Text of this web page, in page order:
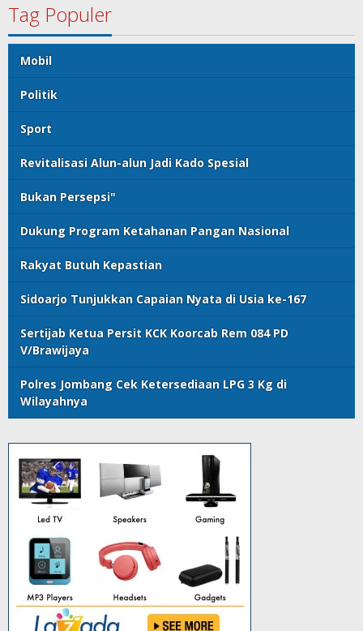
Tag Populer
Mobil
Politik
Sport
Revitalisasi Alun-alun Jadi Kado Spesial
Bukan Persepsi"
Dukung Program Ketahanan Pangan Nasional
Rakyat Butuh Kepastian
Sidoarjo Tunjukkan Capaian Nyata di Usia ke-167
Sertijab Ketua Persit KCK Koorcab Rem 084 PD
V/Brawijaya
Polres Jombang Cek Ketersediaan LPG 3 Kg di
Wilayahnya